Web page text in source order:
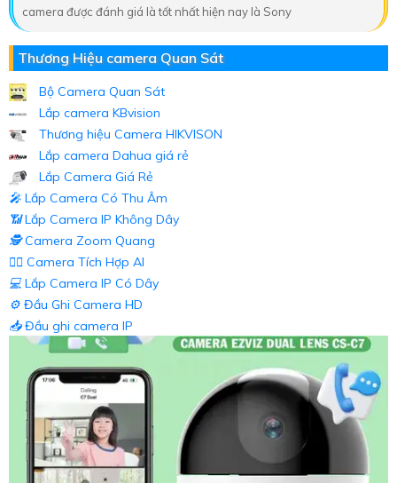
camera được đánh giá là tốt nhất hiện nay là Sony
Thương Hiệu camera Quan Sát
Bộ Camera Quan Sát
Lắp camera KBvision
Thương hiệu Camera HIKVISON
Lắp camera Dahua giá rẻ
Lắp Camera Giá Rẻ
️🎤️ Lắp Camera Có Thu Âm
📶Lắp Camera IP Không Dây
🕵️Camera Zoom Quang
🧛‍♀️ Camera Tích Hợp AI
💻 Lắp Camera IP Có Dây
⚙️ Đầu Ghi Camera HD
📥Đầu ghi camera IP